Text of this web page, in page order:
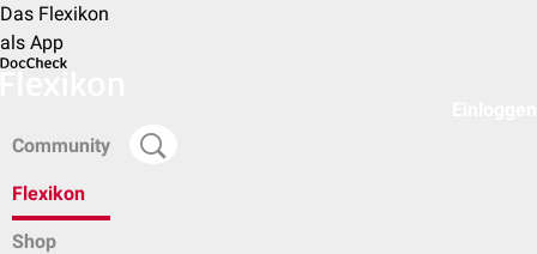
Das Flexikon
als App
Community
Flexikon
Shop